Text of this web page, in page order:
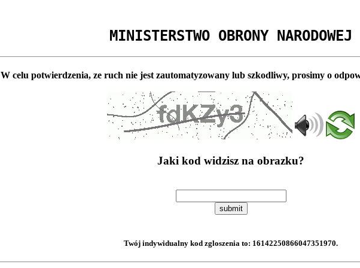
MINISTERSTWO OBRONY NARODOWEJ
W celu potwierdzenia, ze ruch nie jest zautomatyzowany lub szkodliwy, prosimy o
Jaki kod widzisz na obrazku?
submit
Twój indywidualny kod zgloszenia to: 16142250866047351970.